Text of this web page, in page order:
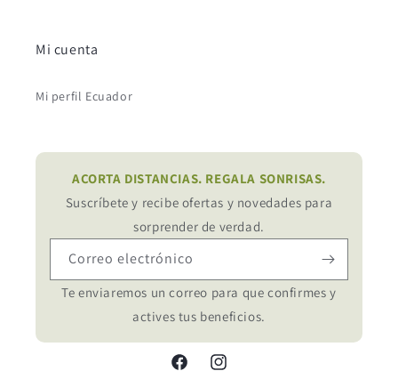
Mi cuenta
Mi perfil Ecuador
ACORTA DISTANCIAS. REGALA SONRISAS.
Suscríbete y recibe ofertas y novedades para
sorprender de verdad.
Correo electrónico
Te enviaremos un correo para que confirmes y
actives tus beneficios.